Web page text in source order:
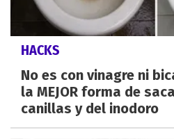
HACKS
No es con vinagre ni
la MEJOR forma de
canillas y del inodoro